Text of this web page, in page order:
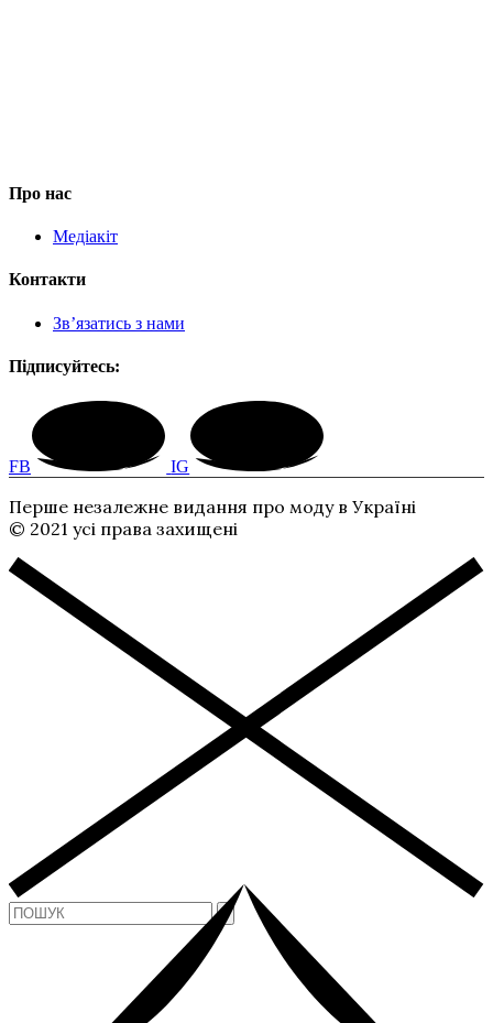
Про нас
Медіакіт
Контакти
Зв’язатись з нами
Підписуйтесь:
FB IG
Перше незалежне видання про моду в Україні
© 2021 усі права захищені